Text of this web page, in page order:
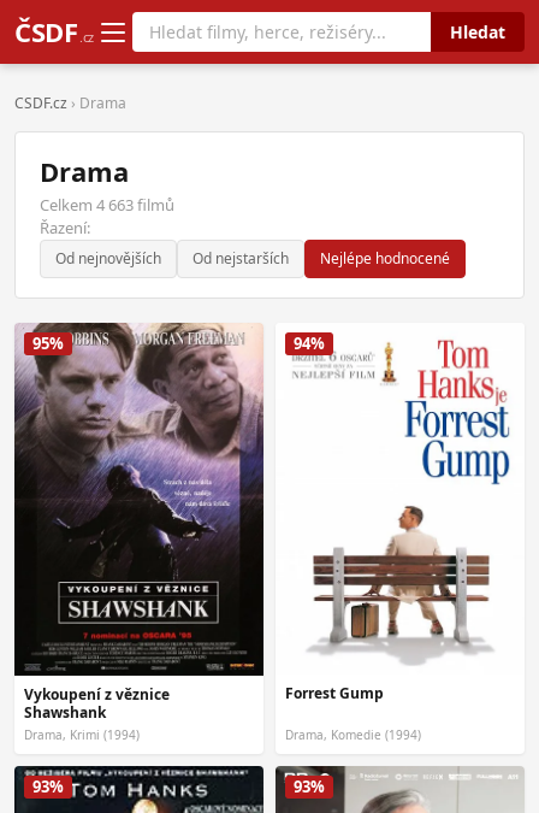
ČSDF .cz Hledat
CSDF.cz › Drama
Drama
Celkem 4 663 filmů
Řazení:
Od nejnovějších Od nejstarších Nejlépe hodnocené
95%
Vykoupení z věznice
Shawshank
Drama, Krimi (1994)
94%
Forrest Gump
Drama, Komedie (1994)
93% 93%